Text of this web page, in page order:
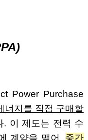
Power Purchase
너지를 직접 구매할
. 이 제도는 전력 수
계약을 맺어, 중간